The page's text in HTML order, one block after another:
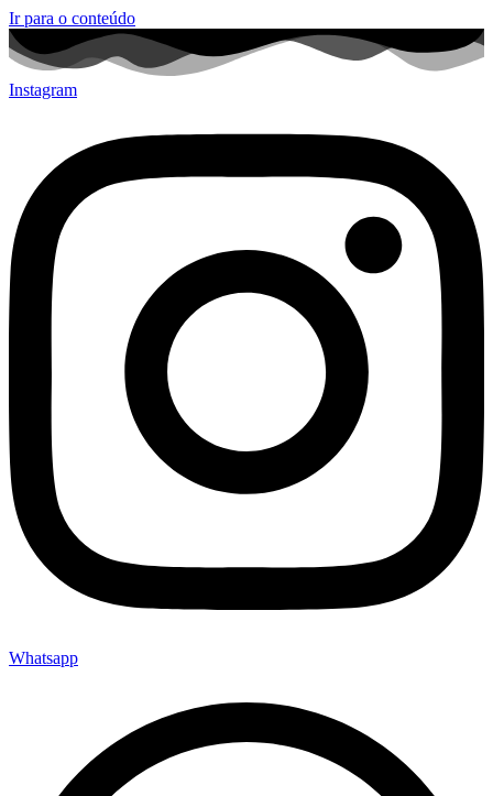
Ir para o conteúdo
Instagram
Whatsapp